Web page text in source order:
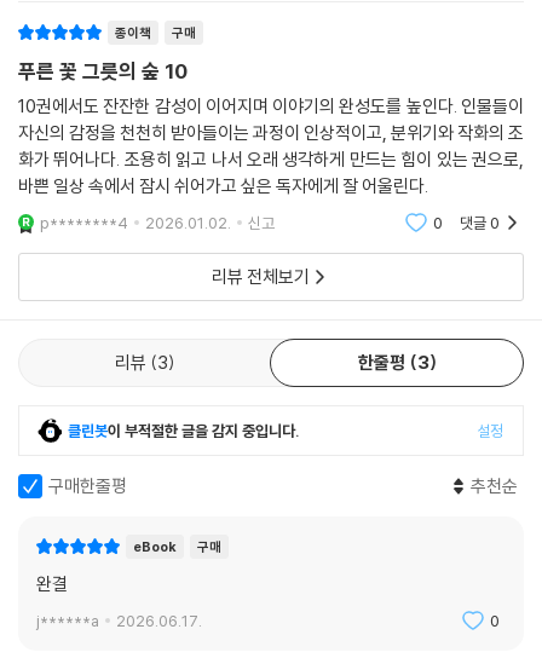
종이책 구매
푸른 꽃 그릇의 숲 10
10권에서도 잔잔한 감성이 이어지며 이야기의 완성도를 높인다. 인물들이
자신의 감정을 천천히 받아들이는 과정이 인상적이고, 분위기와 작화의 조
화가 뛰어나다. 조용히 읽고 나서 오래 생각하게 만드는 힘이 있는 권으로,
바쁜 일상 속에서 잠시 쉬어가고 싶은 독자에게 잘 어울린다.
p********4 2026.01.02. 신고 0 댓글0
리뷰 전체보기
리뷰 3 한줄평 3
클린봇이 부적절한 글을 감지 중입니다. 설정
구매한줄평 추천순
eBook 구매
완결
j******a 2026.06.17. 0